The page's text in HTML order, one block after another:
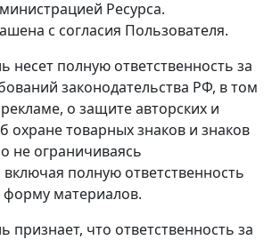
Ресурса.
с согласия Пользователя.
несет полную ответственность за
законодательства РФ, в том
о защите авторских и
охране товарных знаков и знаков
не ограничиваясь
полную ответственность
материалов.
признает, что ответственность за